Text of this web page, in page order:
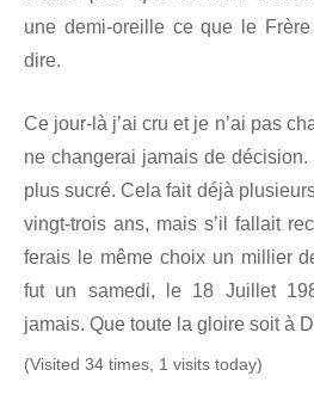
une demi-oreille ce que le
dire.
Ce jour-là j’ai cru et je n’ai pas
ne changerai jamais de
plus sucré. Cela fait déjà
vingt-trois ans, mais s’il fallait
ferais le même choix un millier
fut un samedi, le 18 Juillet
jamais. Que toute la gloire soit à
(Visited 34 times, 1 visits today)